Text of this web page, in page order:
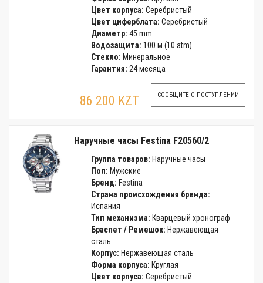
Цвет корпуса: Серебристый
Цвет циферблата: Серебристый
Диаметр: 45 mm
Водозащита: 100 м (10 atm)
Стекло: Минеральное
Гарантия: 24 месяца
86 200 KZT СООБЩИТЕ О ПОСТУПЛЕНИИ
Наручные часы Festina F20560/2
Группа товаров: Наручные часы
Пол: Мужские
Бренд: Festina
Страна происхождения бренда:
Испания
Тип механизма: Кварцевый хронограф
Браслет / Ремешок: Нержавеющая
сталь
Корпус: Нержавеющая сталь
Форма корпуса: Круглая
Цвет корпуса: Серебристый